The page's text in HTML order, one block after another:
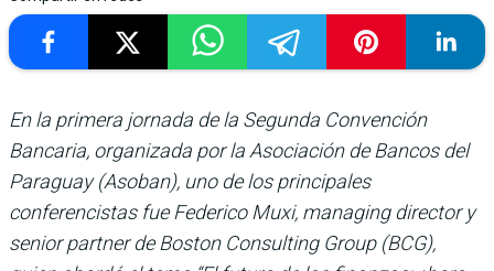
En la primera jornada de la Segunda Convención
Bancaria, organizada por la Asociación de Bancos del
Paraguay (Asoban), uno de los principales
conferencistas fue Federico Muxi, managing director y
senior partner de Boston Consulting Group (BCG),